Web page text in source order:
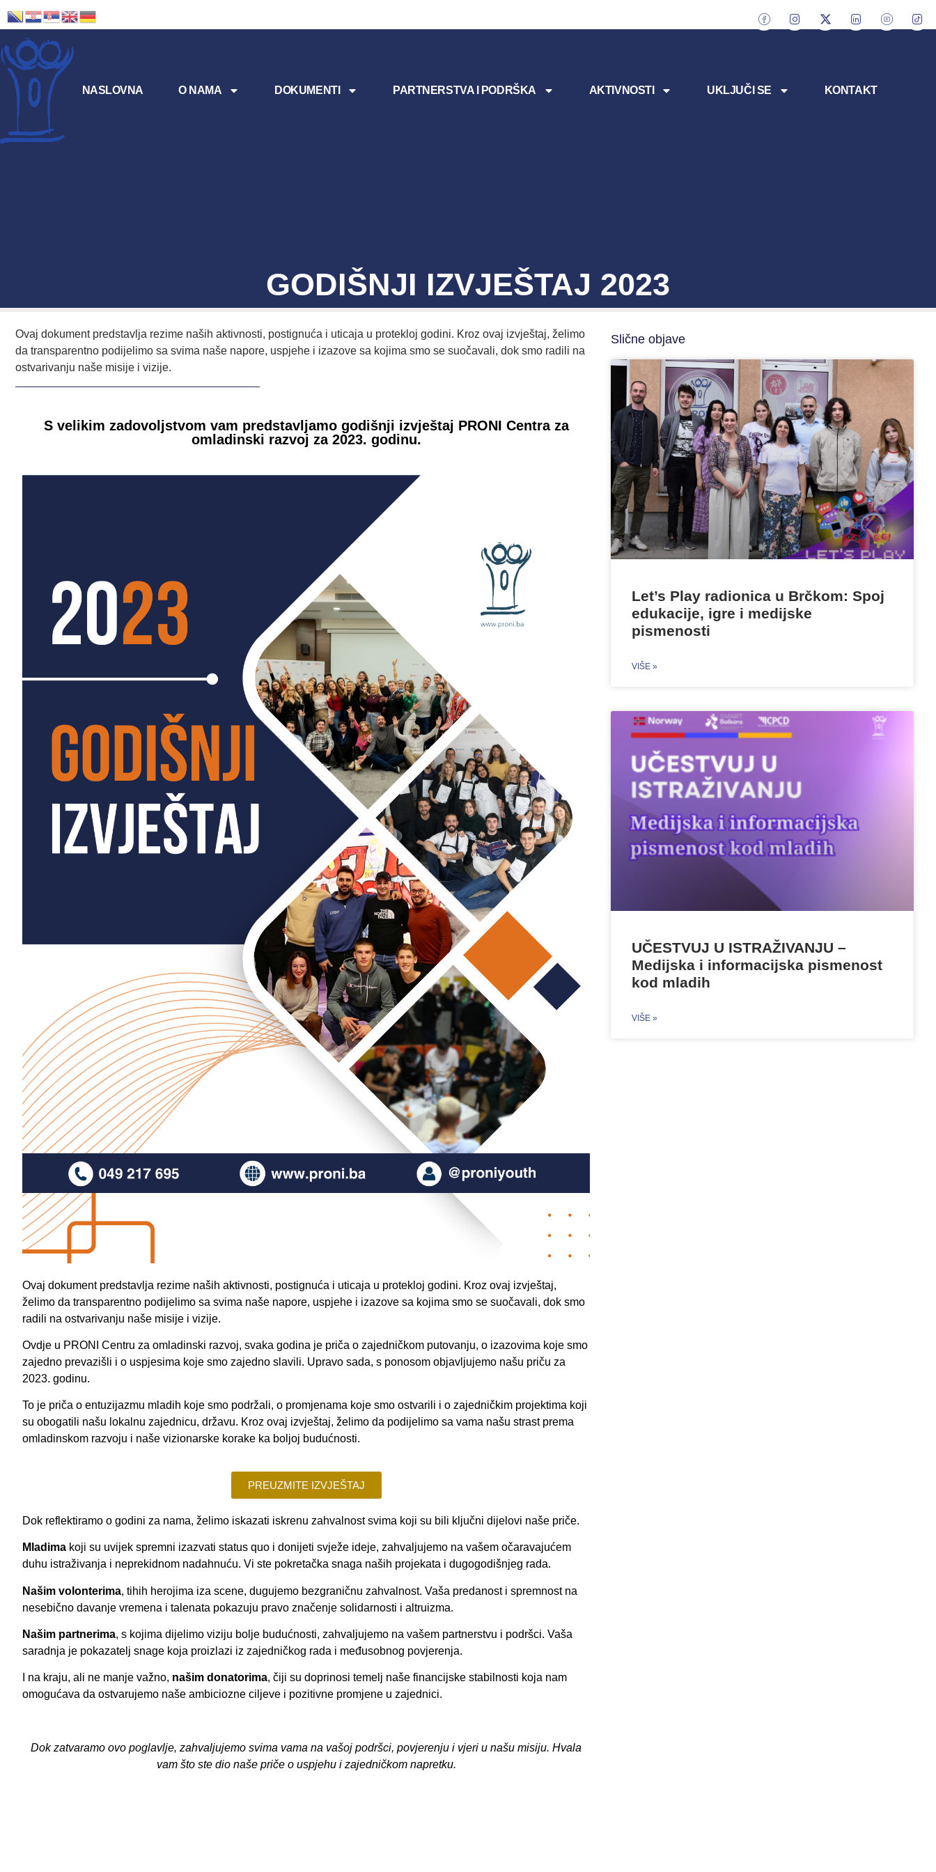
NASLOVNA O NAMA DOKUMENTI PARTNERSTVA I PODRŠKA AKTIVNOSTI UKLJUČI SE KONTAKT
GODIŠNJI IZVJEŠTAJ 2023
Ovaj dokument predstavlja rezime naših aktivnosti, postignuća i uticaja u protekloj godini. Kroz ovaj izvještaj, želimo
da transparentno podijelimo sa svima naše napore, uspjehe i izazove sa kojima smo se suočavali, dok smo radili na
ostvarivanju naše misije i vizije.
S velikim zadovoljstvom vam predstavljamo godišnji izvještaj PRONI Centra za
omladinski razvoj za 2023. godinu.
Ovaj dokument predstavlja rezime naših aktivnosti, postignuća i uticaja u protekloj godini. Kroz ovaj izvještaj,
želimo da transparentno podijelimo sa svima naše napore, uspjehe i izazove sa kojima smo se suočavali, dok smo
radili na ostvarivanju naše misije i vizije.
Ovdje u PRONI Centru za omladinski razvoj, svaka godina je priča o zajedničkom putovanju, o izazovima koje smo
zajedno prevazišli i o uspjesima koje smo zajedno slavili. Upravo sada, s ponosom objavljujemo našu priču za
2023. godinu.
To je priča o entuzijazmu mladih koje smo podržali, o promjenama koje smo ostvarili i o zajedničkim projektima koji
su obogatili našu lokalnu zajednicu, državu. Kroz ovaj izvještaj, želimo da podijelimo sa vama našu strast prema
omladinskom razvoju i naše vizionarske korake ka boljoj budućnosti.
PREUZMITE IZVJEŠTAJ
Dok reflektiramo o godini za nama, želimo iskazati iskrenu zahvalnost svima koji su bili ključni dijelovi naše priče.
Mladima koji su uvijek spremni izazvati status quo i donijeti svježe ideje, zahvaljujemo na vašem očaravajućem
duhu istraživanja i neprekidnom nadahnuću. Vi ste pokretačka snaga naših projekata i dugogodišnjeg rada.
Našim volonterima, tihih herojima iza scene, dugujemo bezgraničnu zahvalnost. Vaša predanost i spremnost na
nesebično davanje vremena i talenata pokazuju pravo značenje solidarnosti i altruizma.
Našim partnerima, s kojima dijelimo viziju bolje budućnosti, zahvaljujemo na vašem partnerstvu i podršci. Vaša
saradnja je pokazatelj snage koja proizlazi iz zajedničkog rada i međusobnog povjerenja.
I na kraju, ali ne manje važno, našim donatorima, čiji su doprinosi temelj naše financijske stabilnosti koja nam
omogućava da ostvarujemo naše ambiciozne ciljeve i pozitivne promjene u zajednici.
Dok zatvaramo ovo poglavlje, zahvaljujemo svima vama na vašoj podršci, povjerenju i vjeri u našu misiju. Hvala
vam što ste dio naše priče o uspjehu i zajedničkom napretku.
Slične objave
Let’s Play radionica u Brčkom: Spoj
edukacije, igre i medijske
pismenosti
VIŠE »
UČESTVUJ U ISTRAŽIVANJU –
Medijska i informacijska pismenost
kod mladih
VIŠE »